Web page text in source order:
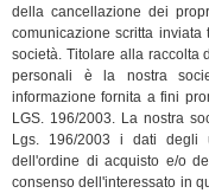
della cancellazione dei
comunicazione scritta
società. Titolare alla raccolta
personali è la nostra
informazione fornita a fini
LGS. 196/2003. La nostra
Lgs. 196/2003 i dati degli
dell'ordine di acquisto e/o
consenso dell'interessato in